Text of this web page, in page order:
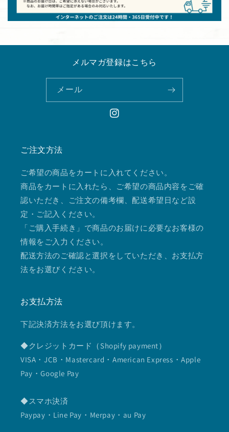
メルマガ登録はこちら
メール
Instagram
ご注文方法
ご希望の商品をカートに入れてください。
商品をカートに入れたら、ご希望の商品内容をご確
認いただき、ご注文の備考欄、配送希望日など設
定・ご記入ください。
「ご購入手続き」で商品のお届けに必要なお客様の
情報をご入力ください。
配送方法のご確認と選択をしていただき、お支払方
法をお選びください。
お支払方法
下記決済方法をお選び頂けます。
◆クレジットカード（Shopify payment）
VISA・JCB・Mastercard・American Express・Apple
Pay・Google Pay
◆スマホ決済
Paypay・Line Pay・Merpay・au Pay